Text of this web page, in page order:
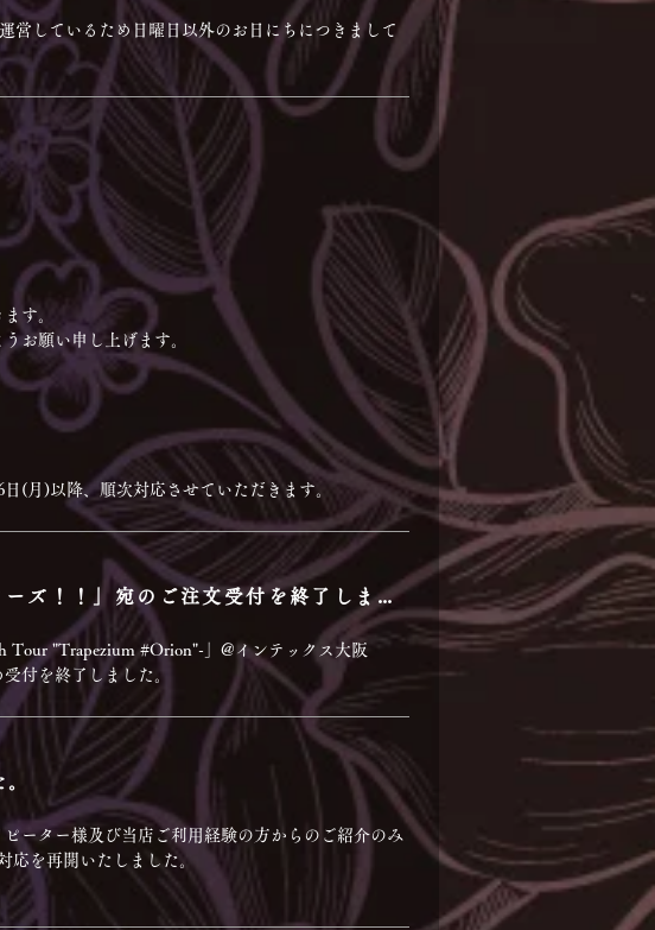
営しているため日曜日以外のお日にちにつきまして
す。
お願い申し上げます。
(月)以降、順次対応させていただきます。
【追記】2024年12月20日(金)「あんさんぶるスターズ！！」宛のご注文受付を終了しました。
"Trapezium #Orion"-」@インテックス大阪
付を終了しました。
ーター様及び当店ご利用経験の方からのご紹介のみ
応を再開いたしました。